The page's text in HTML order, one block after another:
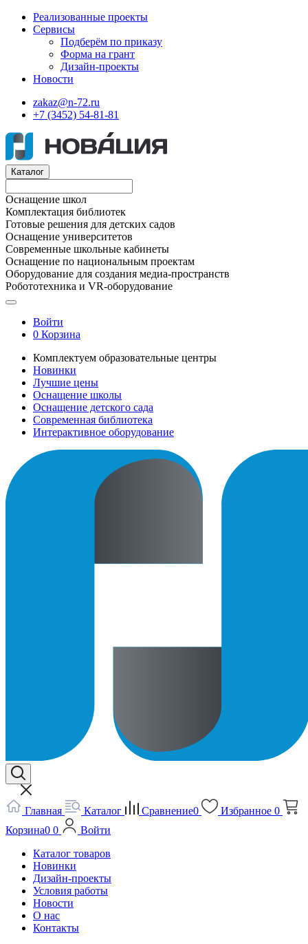
Реализованные проекты
Сервисы
Подберём по приказу
Форма на грант
Дизайн-проекты
Новости
zakaz@n-72.ru
+7 (3452) 54-81-81
Каталог
Оснащение школ
Комплектация библиотек
Готовые решения для детских садов
Оснащение университетов
Современные школьные кабинеты
Оснащение по национальным проектам
Оборудование для создания медиа-пространств
Робототехника и VR-оборудование
Войти
0 Корзина
Комплектуем образовательные центры
Новинки
Лучшие цены
Оснащение школы
Оснащение детского сада
Современная библиотека
Интерактивное оборудование
Главная Каталог Сравнение0 Избранное 0
Корзина0 0
Войти
Каталог товаров
Новинки
Дизайн-проекты
Условия работы
Новости
О нас
Контакты